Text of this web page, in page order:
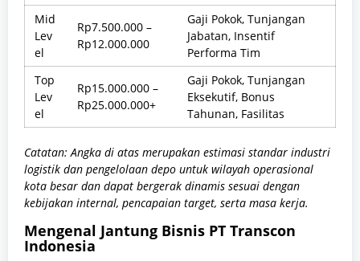
Mid
Lev
el
Rp7.500.000 –
Rp12.000.000
Gaji Pokok, Tunjangan
Jabatan, Insentif
Performa Tim
Top
Lev
el
Rp15.000.000 –
Rp25.000.000+
Gaji Pokok, Tunjangan
Eksekutif, Bonus
Tahunan, Fasilitas
Catatan: Angka di atas merupakan estimasi standar industri
logistik dan pengelolaan depo untuk wilayah operasional
kota besar dan dapat bergerak dinamis sesuai dengan
kebijakan internal, pencapaian target, serta masa kerja.
Mengenal Jantung Bisnis PT Transcon
Indonesia